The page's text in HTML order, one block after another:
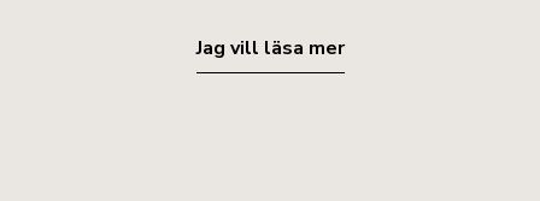
Jag vill läsa mer